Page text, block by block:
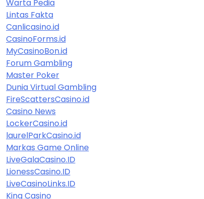
Warta Pedia
Lintas Fakta
Canlicasino.id
CasinoForms.id
MyCasinoBon.id
Forum Gambling
Master Poker
Dunia Virtual Gambling
FireScattersCasino.id
Casino News
LockerCasino.id
laurelParkCasino.id
Markas Game Online
LiveGalaCasino.ID
LionessCasino.ID
LiveCasinoLinks.ID
King Casino